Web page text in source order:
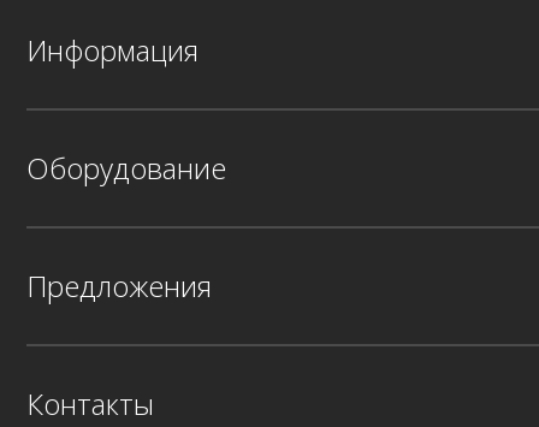
Информация
Оборудование
Предложения
Контакты